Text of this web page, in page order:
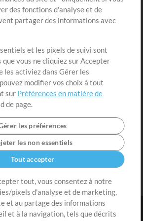
Connexion
S'inscrire
des fonctions d'analyse et de
partager des informations avec
et les pixels de suivi sont
que vous ne cliquiez sur Accepter
les activiez dans Gérer les
modifier vos choix à tout
sur Préférences en matière de
de page.
les préférences
les non essentiels
Tout accepter
tout, vous consentez à notre
pixels d'analyse et de marketing,
et au partage des informations
et à la navigation, tels que décrits